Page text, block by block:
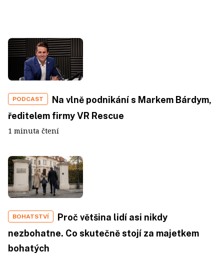
PODCAST
Na vlně podnikání s Markem Bárdym,
ředitelem firmy VR Rescue
1 minuta čtení
BOHATSTVÍ
Proč většina lidí asi nikdy
nezbohatne. Co skutečně stojí za majetkem
bohatých